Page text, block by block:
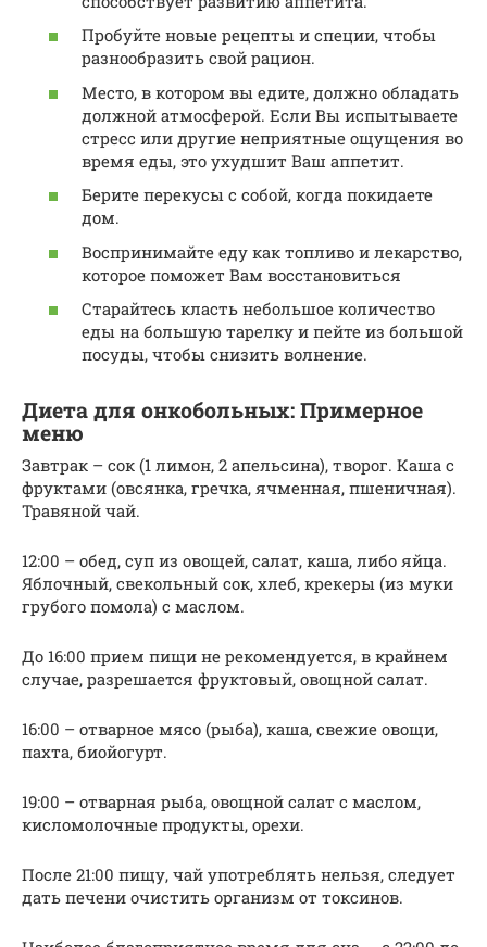
Пробуйте новые рецепты и специи, чтобы
разнообразить свой рацион.
Место, в котором вы едите, должно обладать
должной атмосферой. Если Вы испытываете
стресс или другие неприятные ощущения во
время еды, это ухудшит Ваш аппетит.
Берите перекусы с собой, когда покидаете
дом.
Воспринимайте еду как топливо и лекарство,
которое поможет Вам восстановиться
Старайтесь класть небольшое количество
еды на большую тарелку и пейте из большой
посуды, чтобы снизить волнение.
Диета для онкобольных: Примерное
меню
Завтрак – сок (1 лимон, 2 апельсина), творог. Каша с
фруктами (овсянка, гречка, ячменная, пшеничная).
Травяной чай.
12:00 – обед, суп из овощей, салат, каша, либо яйца.
Яблочный, свекольный сок, хлеб, крекеры (из муки
грубого помола) с маслом.
До 16:00 прием пищи не рекомендуется, в крайнем
случае, разрешается фруктовый, овощной салат.
16:00 – отварное мясо (рыба), каша, свежие овощи,
пахта, биойогурт.
19:00 – отварная рыба, овощной салат с маслом,
кисломолочные продукты, орехи.
После 21:00 пищу, чай употреблять нельзя, следует
дать печени очистить организм от токсинов.